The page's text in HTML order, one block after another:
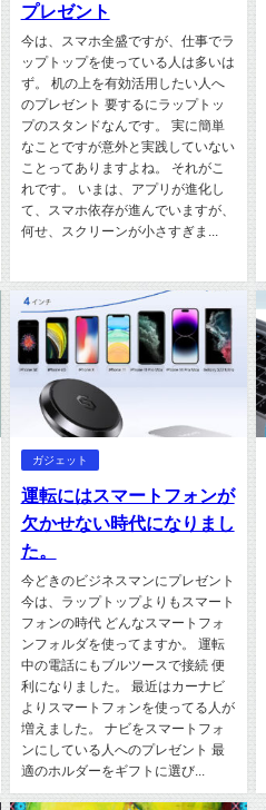
プレゼント
今は、スマホ全盛ですが、仕事でラ
ップトップを使っている人は多いは
ず。 机の上を有効活用したい人へ
のプレゼント 要するにラップトッ
プのスタンドなんです。 実に簡単
なことですが意外と実践していない
ことってありますよね。 それがこ
れです。 いまは、アプリが進化し
て、スマホ依存が進んでいますが、
何せ、スクリーンが小さすぎま...
ガジェット
運転にはスマートフォンが
欠かせない時代になりまし
た。
今どきのビジネスマンにプレゼント
今は、ラップトップよりもスマート
フォンの時代 どんなスマートフォ
ンフォルダを使ってますか。 運転
中の電話にもブルツースで接続 便
利になりました。 最近はカーナビ
よりスマートフォンを使ってる人が
増えました。 ナビをスマートフォ
ンにしている人へのプレゼント 最
適のホルダーをギフトに選び...